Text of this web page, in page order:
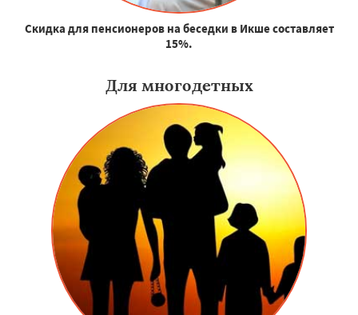
Скидка для пенсионеров на беседки в Икше составляет
15%.
Для многодетных